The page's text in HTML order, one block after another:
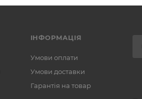
ІНФОРМАЦІЯ
Умови оплати
Умови доставки
Гарантія на товар